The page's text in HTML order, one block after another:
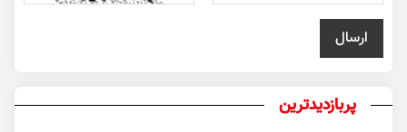
پربازدیدترین